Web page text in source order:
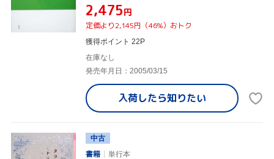
¥2,475円
定価より2,145円（46%）おトク
獲得ポイント 22P
在庫なし
発売年月日：2005/03/15
入荷したら知りたい
中古
書籍
単行本